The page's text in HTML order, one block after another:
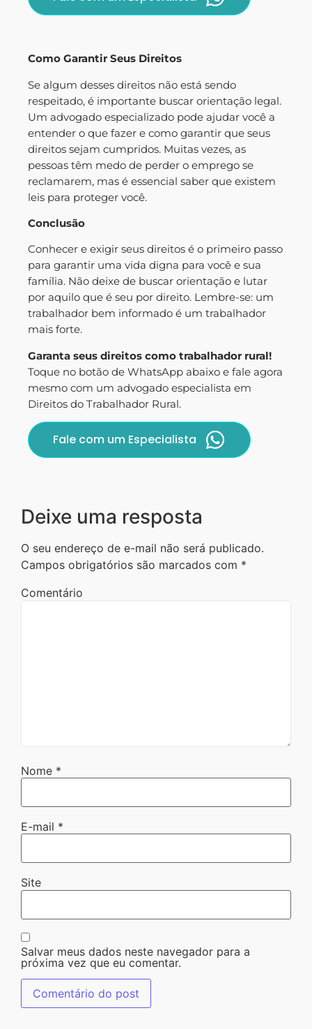
Como Garantir Seus Direitos
Se algum desses direitos não está sendo
respeitado, é importante buscar orientação legal.
Um advogado especializado pode ajudar você a
entender o que fazer e como garantir que seus
direitos sejam cumpridos. Muitas vezes, as
pessoas têm medo de perder o emprego se
reclamarem, mas é essencial saber que existem
leis para proteger você.
Conclusão
Conhecer e exigir seus direitos é o primeiro passo
para garantir uma vida digna para você e sua
família. Não deixe de buscar orientação e lutar
por aquilo que é seu por direito. Lembre-se: um
trabalhador bem informado é um trabalhador
mais forte.
Garanta seus direitos como trabalhador rural!
Toque no botão de WhatsApp abaixo e fale agora
mesmo com um advogado especialista em
Direitos do Trabalhador Rural.
Fale com um Especialista
Deixe uma resposta
O seu endereço de e-mail não será publicado.
Campos obrigatórios são marcados com *
Comentário
Nome *
E-mail *
Site
Salvar meus dados neste navegador para a
próxima vez que eu comentar.